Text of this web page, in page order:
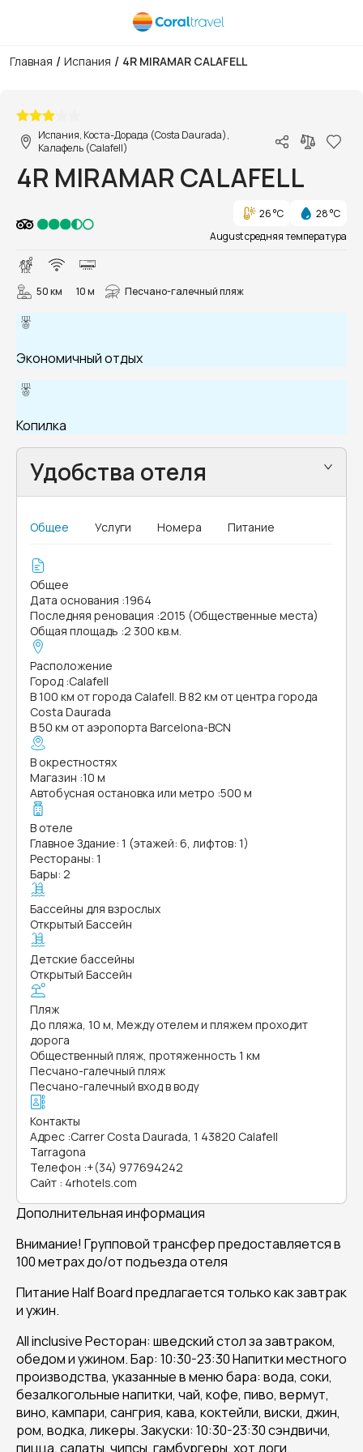
Главная / Испания / 4R MIRAMAR CALAFELL
Испания, Коста-Дорада (Costa Daurada),
Калафель (Calafell)
4R MIRAMAR CALAFELL
26 °C
28 °C
August средняя температура
50 км 10 м Песчано-галечный пляж
Экономичный отдых
Копилка
Удобства отеля
Общее Услуги Номера Питание
Общее
Дата основания :1964
Последняя реновация :2015 (Общественные места)
Общая площадь :2 300 кв.м.
Расположение
Город :Calafell
В 100 км от города Calafell. В 82 км от центра города
Costa Daurada
В 50 км от аэропорта Barcelona-BCN
В окрестностях
Магазин :10 м
Автобусная остановка или метро :500 м
В отеле
Главное Здание: 1 (этажей: 6, лифтов: 1)
Рестораны: 1
Бары: 2
Бассейны для взрослых
Открытый Бассейн
Детские бассейны
Открытый Бассейн
Пляж
До пляжа, 10 м, Между отелем и пляжем проходит
дорога
Общественный пляж, протяженность 1 км
Песчано-галечный пляж
Песчано-галечный вход в воду
Контакты
Адрес :Carrer Costa Daurada, 1 43820 Calafell
Tarragona
Телефон :+(34) 977694242
Сайт : 4rhotels.com
Дополнительная информация
Внимание! Групповой трансфер предоставляется в
100 метрах до/от подъезда отеля
Питание Half Board предлагается только как завтрак
и ужин.
All inclusive Ресторан: шведский стол за завтраком,
обедом и ужином. Бар: 10:30-23:30 Напитки местного
производства, указанные в меню бара: вода, соки,
безалкогольные напитки, чай, кофе, пиво, вермут,
вино, кампари, сангрия, кава, коктейли, виски, джин,
ром, водка, ликеры. Закуски: 10:30-23:30 сэндвичи,
пицца, салаты, чипсы, гамбургеры, хот доги,